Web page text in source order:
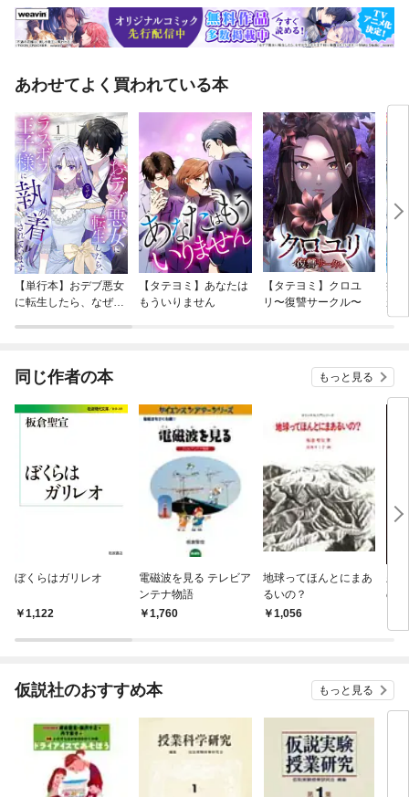
あわせてよく買われている本
【単行本】おデブ悪女
に転生したら、なぜか
【タテヨミ】あなたは
もういりません
【タテヨミ】クロユ
リ〜復讐サークル〜
病
が
ぎ
同じ作者の本 もっと見る
ぼくらはガリレオ
1,122
電磁波を見る テレビア
ンテナ物語
1,760
地球ってほんとにまあ
るいの？
1,056
の
仮説社のおすすめ本 もっと見る